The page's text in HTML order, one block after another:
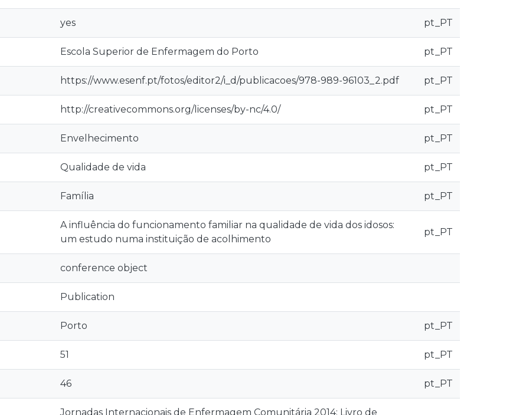
yes pt_PT
Escola Superior de Enfermagem do Porto pt_PT
https://www.esenf.pt/fotos/editor2/i_d/publicacoes/978-989-96103_2.pdf pt_PT
http://creativecommons.org/licenses/by-nc/4.0/ pt_PT
Envelhecimento pt_PT
Qualidade de vida pt_PT
Família pt_PT
A influência do funcionamento familiar na qualidade de vida dos idosos:
um estudo numa instituição de acolhimento
pt_PT
conference object
Publication
Porto pt_PT
51 pt_PT
46 pt_PT
Jornadas Internacionais de Enfermagem Comunitária 2014: Livro de